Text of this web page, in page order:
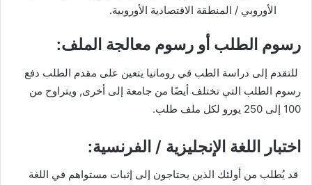
الأوروبي / المنطقة الاقتصادية الأوروبية.
رسوم الطلب أو رسوم معالجة الملف:
للتقدم إلى دراسة الطب في رومانيا يتعين على مقدم الطلب دفع
رسوم الطلب التي تختلف أيضًا من جامعة إلى أخرى, ويتراوح من
100 إلى 250 يورو لكل ملف طلب.
اختبار اللغة الإنجليزية / الفرنسية:
قد يُطلب من أولئك الذين يحتاجون إلى إثبات مستواهم في اللغة